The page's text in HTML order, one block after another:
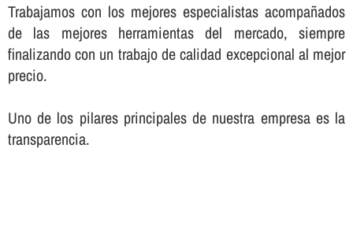
Trabajamos con los mejores especialistas acompañados
de las mejores herramientas del mercado, siempre
finalizando con un trabajo de calidad excepcional al mejor
precio.
Uno de los pilares principales de nuestra empresa es la
transparencia.